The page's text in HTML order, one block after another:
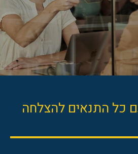
כל התנאים להצלחה